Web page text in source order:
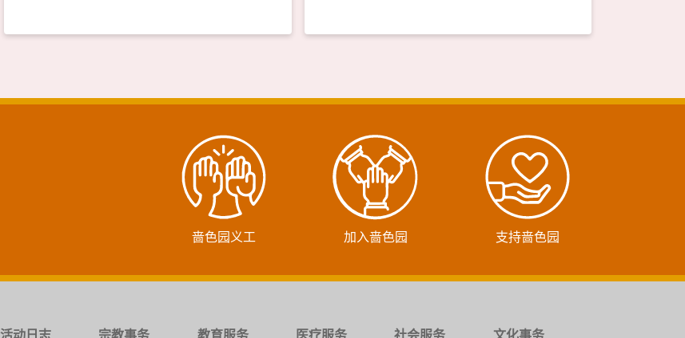
啬色园义工 加入啬色园 支持啬色园
活动日志 宗教事务 教育服务 医疗服务 社会服务 文化事务